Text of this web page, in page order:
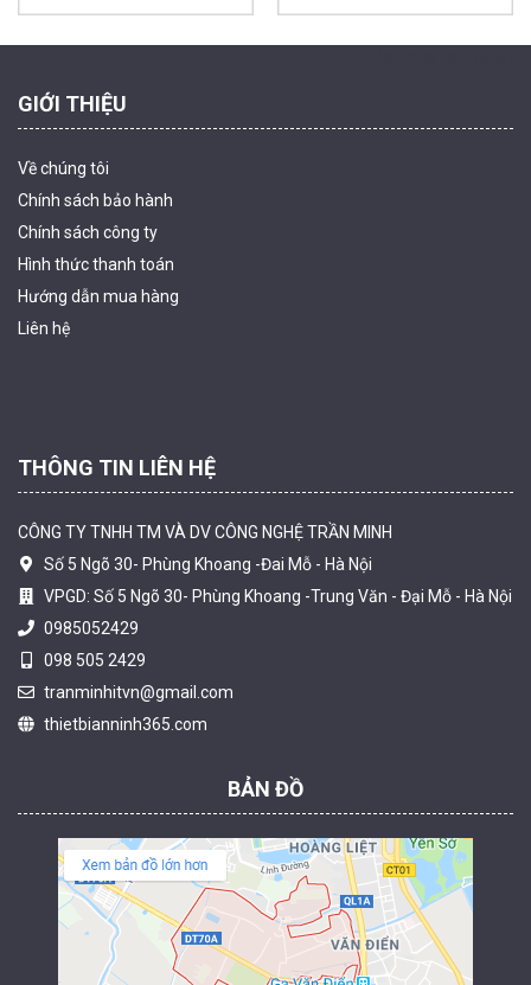
2.060.000 đ
Camera tích hợp đầu báo nhiệt 2MP Hikfire HF-VH 221
1.679.000 đ
GIỚI THIỆU
Về chúng tôi
Chính sách bảo hành
Chính sách công ty
Hình thức thanh toán
Hướng dẫn mua hàng
Liên hệ
THÔNG TIN LIÊN HỆ
CÔNG TY TNHH TM VÀ DV CÔNG NGHỆ TRẦN MINH
Số 5 Ngõ 30- Phùng Khoang -Đai Mỗ - Hà Nội
VPGD: Số 5 Ngõ 30- Phùng Khoang -Trung Văn - Đại Mỗ - Hà Nội
0985052429
098 505 2429
tranminhitvn@gmail.com
thietbianninh365.com
BẢN ĐỒ